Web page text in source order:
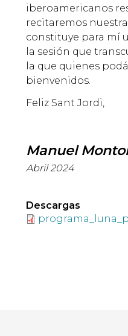
iberoamericanos
recitaremos
constituye para mí
la sesión que
la que quienes
bienvenidos.
Feliz Sant Jordi,
Manuel
Abril 2024
Descargas